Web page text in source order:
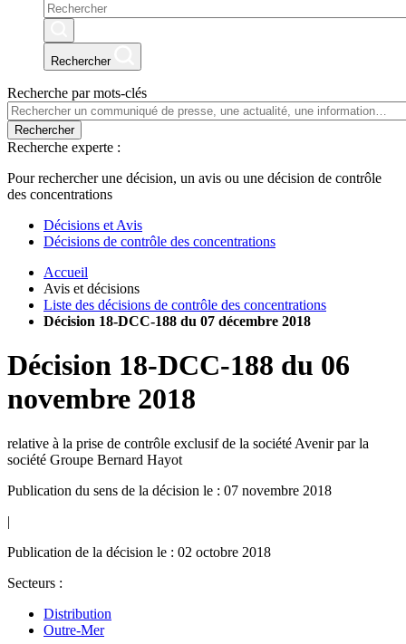
Rechercher
Recherche par mots-clés
Rechercher
Recherche experte :
Pour rechercher une décision, un avis ou une décision de contrôle
des concentrations
Décisions et Avis
Décisions de contrôle des concentrations
Accueil
Avis et décisions
Liste des décisions de contrôle des concentrations
Décision 18-DCC-188 du 07 décembre 2018
Décision 18-DCC-188 du 06
novembre 2018
relative à la prise de contrôle exclusif de la société Avenir par la
société Groupe Bernard Hayot
Publication du sens de la décision le : 07 novembre 2018
|
Publication de la décision le : 02 octobre 2018
Secteurs :
Distribution
Outre-Mer